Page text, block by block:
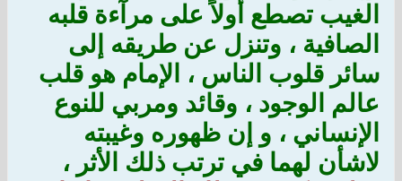
الغيب تصطع أولاً على مرآءة قلبه
الصافية ، وتنزل عن طريقه إلى
سائر قلوب الناس ، الإمام هو قلب
عالم الوجود ، وقائد ومربي للنوع
الإنساني ، و إن ظهوره وغيبته
لاشأن لهما في ترتب ذلك الأثر ،